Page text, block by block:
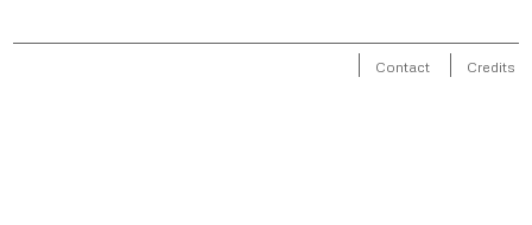
Contact Credits